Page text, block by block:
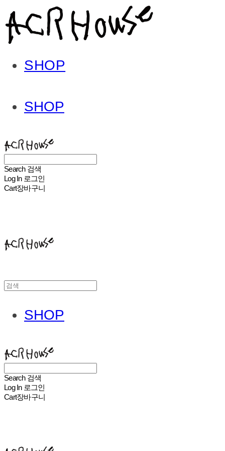
SHOP
SHOP
Search 검색
Log In 로그인
Cart장바구니
SHOP
Search 검색
Log In 로그인
Cart장바구니